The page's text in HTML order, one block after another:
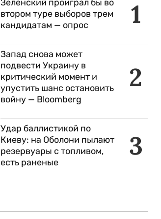
1
Зеленский проиграл бы во
втором туре выборов трем
кандидатам — опрос
2
Запад снова может
подвести Украину в
критический момент и
упустить шанс остановить
войну — Bloomberg
3
Удар баллистикой по
Киеву: на Оболони пылают
резервуары с топливом,
есть раненые